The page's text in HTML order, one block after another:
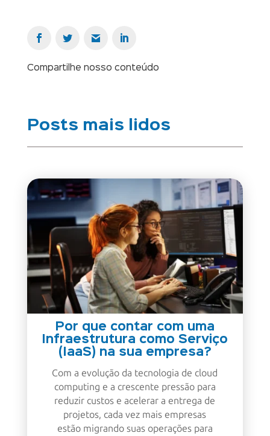
Compartilhe nosso conteúdo
Posts mais lidos
Por que contar com uma
Infraestrutura como Serviço
(IaaS) na sua empresa?
Com a evolução da tecnologia de cloud
computing e a crescente pressão para
reduzir custos e acelerar a entrega de
projetos, cada vez mais empresas
estão migrando suas operações para